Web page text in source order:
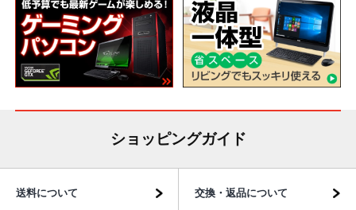
ショッピングガイド
送料について 交換・返品について